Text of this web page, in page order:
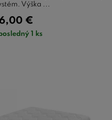
Výška ...
€
1 ks